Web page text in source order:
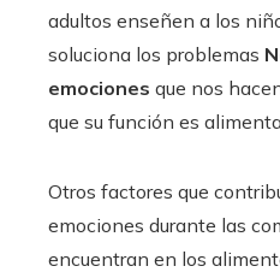
adultos enseñen a los
soluciona los problemas
emociones que nos
que su función es
Otros factores que
emociones durante las
encuentran en los